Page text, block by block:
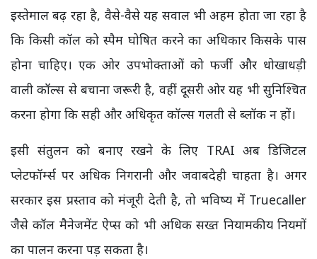
इस्तेमाल बढ़ रहा है, वैसे-वैसे यह सवाल भी अहम होता जा रहा है
कि किसी कॉल को स्पैम घोषित करने का अधिकार किसके पास
होना चाहिए। एक ओर उपभोक्ताओं को फर्जी और धोखाधड़ी
वाली कॉल्स से बचाना जरूरी है, वहीं दूसरी ओर यह भी सुनिश्चित
करना होगा कि सही और अधिकृत कॉल्स गलती से ब्लॉक न हों।
इसी संतुलन को बनाए रखने के लिए TRAI अब डिजिटल
प्लेटफॉर्म्स पर अधिक निगरानी और जवाबदेही चाहता है। अगर
सरकार इस प्रस्ताव को मंजूरी देती है, तो भविष्य में Truecaller
जैसे कॉल मैनेजमेंट ऐप्स को भी अधिक सख्त नियामकीय नियमों
का पालन करना पड़ सकता है।